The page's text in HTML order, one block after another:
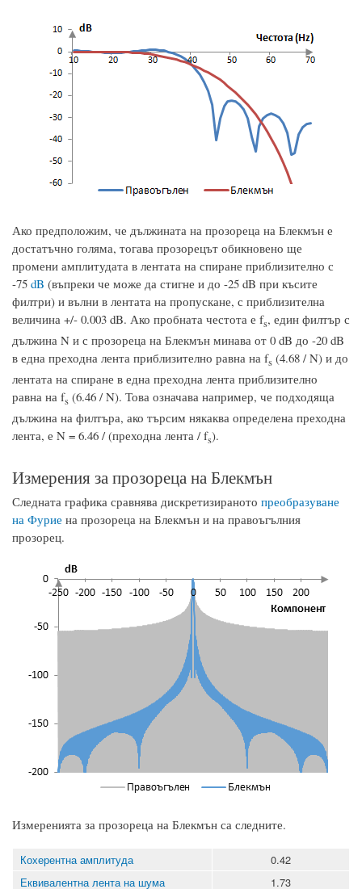
Ако предположим, че дължината на прозореца на Блекмън е
достатъчно голяма, тогава прозорецът обикновено ще
промени амплитудата в лентата на спиране приблизително с
-75 dB (въпреки че може да стигне и до -25 dB при късите
филтри) и вълни в лентата на пропускане, с приблизителна
величина +/- 0.003 dB. Ако пробната честота е fs, един филтър с
дължина N и с прозореца на Блекмън минава от 0 dB до -20 dB
в една преходна лента приблизително равна на fs (4.68 / N) и до
лентата на спиране в една преходна лента приблизително
равна на fs (6.46 / N). Това означава например, че подходяща
дължина на филтъра, ако търсим някаква определена преходна
лента, е N = 6.46 / (преходна лента / fs).
Измерения за прозореца на Блекмън
Следната графика сравнява дискретизираното преобразуване
на Фурие на прозореца на Блекмън и на правоъгълния
прозорец.
Измеренията за прозореца на Блекмън са следните.
Кохерентна амплитуда
0.42
Еквивалентна лента на шума
1.73